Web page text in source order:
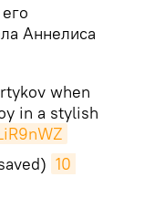
Аннелиса
when
in a stylish
10